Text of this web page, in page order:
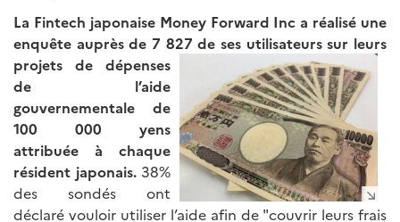
La Fintech japonaise Money Forward Inc a réalisé une
enquête auprès de 7 827 de ses utilisateurs sur leurs
projets de dépenses
de l’aide
gouvernementale de
100 000 yens
attribuée à chaque
résident japonais.38%
des sondés ont
déclaré vouloir utiliser l’aide afin de "couvrir leurs frais